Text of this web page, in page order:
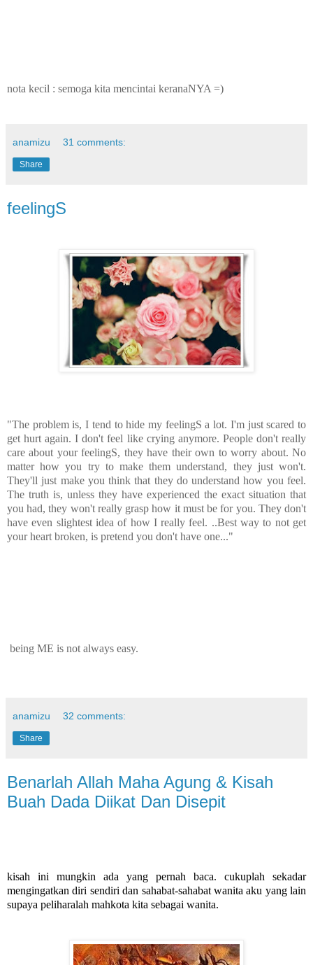
nota kecil : semoga kita mencintai keranaNYA =)
anamizu 31 comments:
Share
feelingS
"The problem is, I tend to hide my feelingS a lot. I'm just scared to
get hurt again. I don't feel like crying anymore. People don't really
care about your feelingS, they have their own to worry about. No
matter how you try to make them understand, they just won't.
They'll just make you think that they do understand how you feel.
The truth is, unless they have experienced the exact situation that
you had, they won't really grasp how it must be for you. They don't
have even slightest idea of how I really feel. ..Best way to not get
your heart broken, is pretend you don't have one..."
being ME is not always easy.
anamizu 32 comments:
Share
Benarlah Allah Maha Agung & Kisah
Buah Dada Diikat Dan Disepit
kisah ini mungkin ada yang pernah baca. cukuplah sekadar
mengingatkan diri sendiri dan sahabat-sahabat wanita aku yang lain
supaya peliharalah mahkota kita sebagai wanita.